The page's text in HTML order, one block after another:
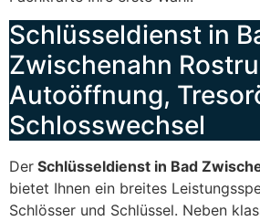
Schlüsseldienst in
Zwischenahn
Autoöffnung,
Schlosswechsel
Der Schlüsseldienst in Bad
bietet Ihnen ein breites
Schlösser und Schlüssel. Neben